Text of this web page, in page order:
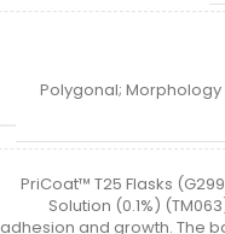
Polygonal;
PriCoat™ T25 Flasks
Solution (0.1%)
adhesion and growth. The